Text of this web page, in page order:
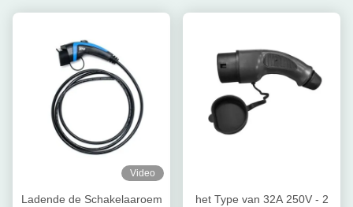
Video
Ladende de Schakelaaroem
het Type van 32A 250V - 2